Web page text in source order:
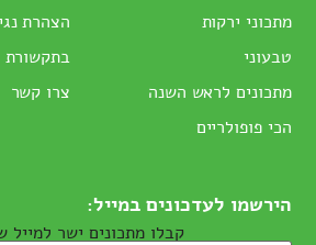
מתכוני ירקות
טבעוני
מתכונים לראש השנה
הכי פופולריים
הצהרת
בתקשורת
צרו קשר
הירשמו לעדכונים במייל:
קבלו מתכונים ישר למייל